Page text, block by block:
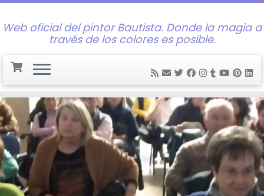
Saltar
al
contenido
Web oficial del pintor Bautista. Donde la magia a
través de los colores es posible.